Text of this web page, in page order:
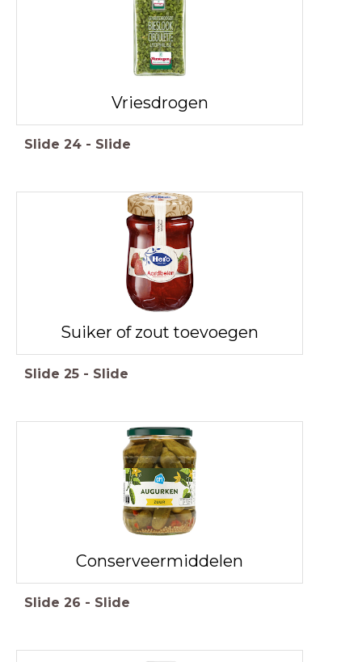
Vriesdrogen
Slide 24 - Slide
Suiker of zout toevoegen
Slide 25 - Slide
Conserveermiddelen
Slide 26 - Slide